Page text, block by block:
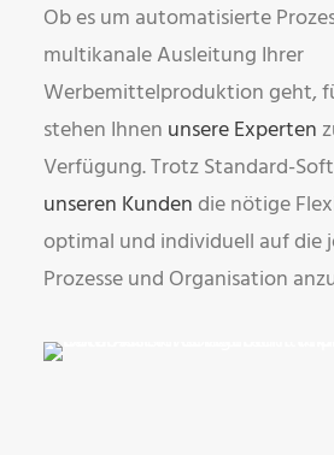
Ob es um automatisierte
multikanale Ausleitung Ihrer
Werbemittelproduktion geht,
stehen Ihnen unsere Experten
Verfügung. Trotz Standard-
unseren Kundendie nötige
optimal und individuell auf die
Prozesse und Organisation